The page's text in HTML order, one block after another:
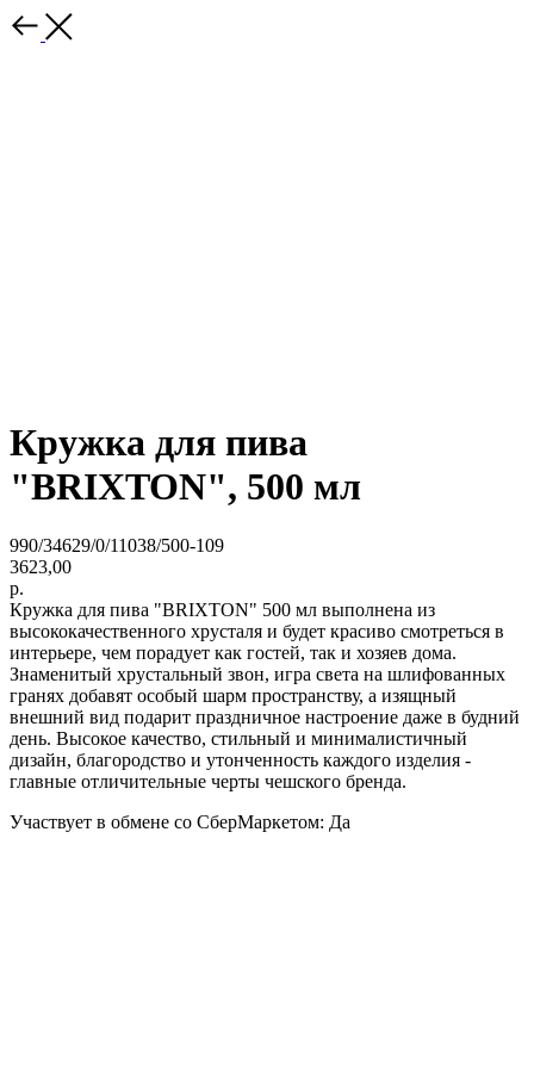
Кружка для пива
"BRIXTON", 500 мл
990/34629/0/11038/500-109
3623,00
р.
Кружка для пива "BRIXTON" 500 мл выполнена из
высококачественного хрусталя и будет красиво смотреться в
интерьере, чем порадует как гостей, так и хозяев дома.
Знаменитый хрустальный звон, игра света на шлифованных
гранях добавят особый шарм пространству, а изящный
внешний вид подарит праздничное настроение даже в будний
день. Высокое качество, стильный и минималистичный
дизайн, благородство и утонченность каждого изделия -
главные отличительные черты чешского бренда.
Участвует в обмене со СберМаркетом: Да